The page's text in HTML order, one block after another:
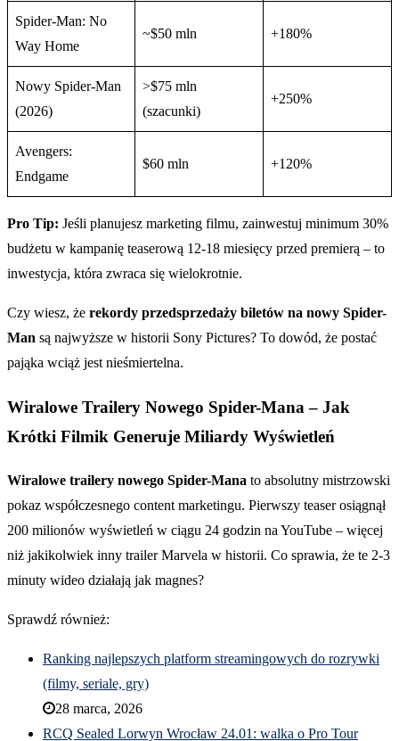
Spider-Man: No
Way Home
~$50 mln +180%
Nowy Spider-Man
(2026)
>$75 mln
(szacunki)
+250%
Avengers:
Endgame
$60 mln +120%
Pro Tip: Jeśli planujesz marketing filmu, zainwestuj minimum 30%
budżetu w kampanię teaserową 12-18 miesięcy przed premierą – to
inwestycja, która zwraca się wielokrotnie.
Czy wiesz, że rekordy przedsprzedaży biletów na nowy Spider-
Man są najwyższe w historii Sony Pictures? To dowód, że postać
pająka wciąż jest nieśmiertelna.
Wiralowe Trailery Nowego Spider-Mana – Jak
Krótki Filmik Generuje Miliardy Wyświetleń
Wiralowe trailery nowego Spider-Mana to absolutny mistrzowski
pokaz współczesnego content marketingu. Pierwszy teaser osiągnął
200 milionów wyświetleń w ciągu 24 godzin na YouTube – więcej
niż jakikolwiek inny trailer Marvela w historii. Co sprawia, że te 2-3
minuty wideo działają jak magnes?
Sprawdź również:
Ranking najlepszych platform streamingowych do rozrywki
(filmy, seriale, gry)
28 marca, 2026
RCQ Sealed Lorwyn Wrocław 24.01: walka o Pro Tour